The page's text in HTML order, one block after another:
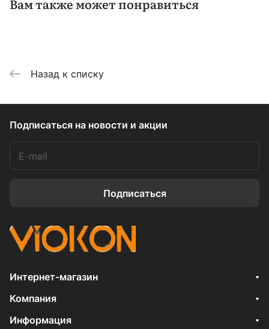
Назад к списку
Подписаться на новости и акции
Подписаться
Интернет-магазин
Компания
Информация